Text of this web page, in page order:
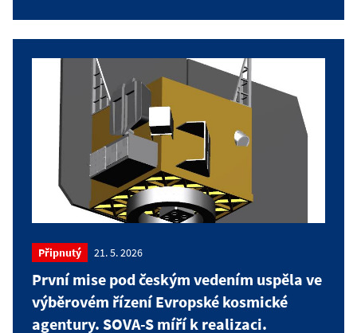
Připnutý 21. 5. 2026
První mise pod českým vedením uspěla ve
výběrovém řízení Evropské kosmické
agentury. SOVA-S míří k realizaci.